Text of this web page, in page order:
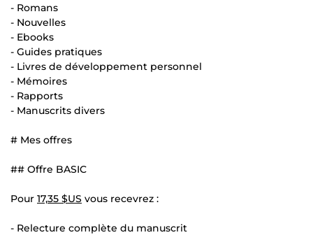
- Romans
- Nouvelles
- Ebooks
- Guides pratiques
- Livres de développement personnel
- Mémoires
- Rapports
- Manuscrits divers
# Mes offres
## Offre BASIC
Pour 17,35 $US vous recevrez :
- Relecture complète du manuscrit